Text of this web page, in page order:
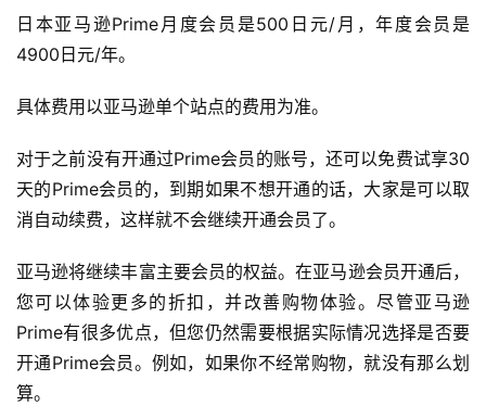
媒
营
跨
境
导
航
日本亚马逊Prime月度会员是500日元/月，年度会员是
4900日元/年。
具体费用以亚马逊单个站点的费用为准。
对于之前没有开通过Prime会员的账号，还可以免费试享30
天的Prime会员的，到期如果不想开通的话，大家是可以取
消自动续费，这样就不会继续开通会员了。
亚马逊将继续丰富主要会员的权益。在亚马逊会员开通后，
您可以体验更多的折扣，并改善购物体验。尽管亚马逊
Prime有很多优点，但您仍然需要根据实际情况选择是否要
开通Prime会员。例如，如果你不经常购物，就没有那么划
算。